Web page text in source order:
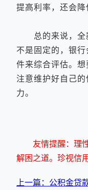
提高利率，还会降
总的来说，全
不是固定的，银
件来综合评估。
注意维护好自己
力。
友情提醒：理
解困之道。珍视信
上一篇：公积金贷